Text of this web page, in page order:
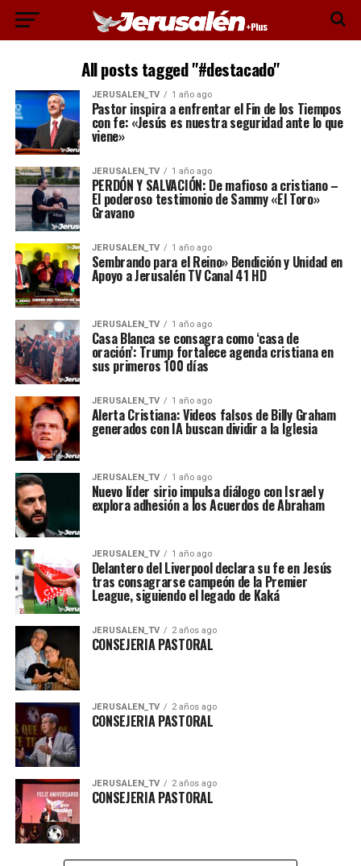
All posts tagged "#destacado"
JERUSALEN_TV 1 año ago
Pastor inspira a enfrentar el Fin de los Tiempos
con fe: «Jesús es nuestra seguridad ante lo que
viene»
JERUSALEN_TV 1 año ago
PERDÓN Y SALVACIÓN: De mafioso a cristiano –
El poderoso testimonio de Sammy «El Toro»
Gravano
JERUSALEN_TV 1 año ago
Sembrando para el Reino» Bendición y Unidad en
Apoyo a Jerusalén TV Canal 41 HD
JERUSALEN_TV 1 año ago
Casa Blanca se consagra como ‘casa de
oración’: Trump fortalece agenda cristiana en
sus primeros 100 días
JERUSALEN_TV 1 año ago
Alerta Cristiana: Videos falsos de Billy Graham
generados con IA buscan dividir a la Iglesia
JERUSALEN_TV 1 año ago
Nuevo líder sirio impulsa diálogo con Israel y
explora adhesión a los Acuerdos de Abraham
JERUSALEN_TV 1 año ago
Delantero del Liverpool declara su fe en Jesús
tras consagrarse campeón de la Premier
League, siguiendo el legado de Kaká
JERUSALEN_TV 2 años ago
CONSEJERIA PASTORAL
JERUSALEN_TV 2 años ago
CONSEJERIA PASTORAL
JERUSALEN_TV 2 años ago
CONSEJERIA PASTORAL